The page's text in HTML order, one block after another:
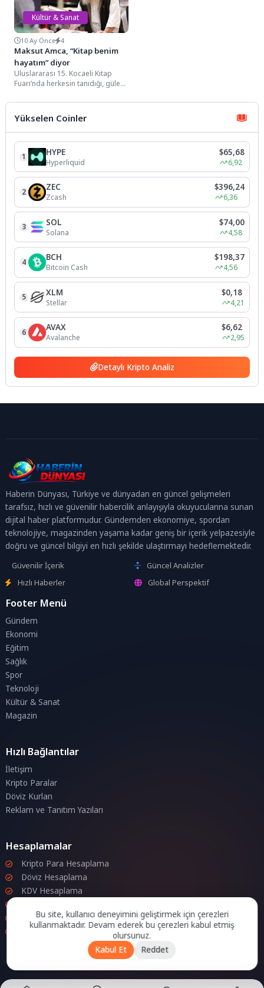
Kültür & Sanat
10 Ay Önce 4
Maksut Amca, “Kitap benim
hayatım” diyor
Uluslararası 15. Kocaeli Kitap
Fuarı’nda herkesin tanıdığı, güler
67...
Yükselen Coinler
1 HYPE
Hyperliquid
$65,68
6,92
2 ZEC
Zcash
$396,24
6,36
3 SOL
Solana
$74,00
4,58
4 BCH
Bitcoin Cash
$198,37
4,56
5 XLM
Stellar
$0,18
4,21
6 AVAX
Avalanche
$6,62
2,95
Detaylı Kripto Analiz
Haberin Dünyası, Türkiye ve dünyadan en güncel gelişmeleri
tarafsız, hızlı ve güvenilir habercilik anlayışıyla okuyucularına sunan
dijital haber platformudur. Gündemden ekonomiye, spordan
teknolojiye, magazinden yaşama kadar geniş bir içerik yelpazesiyle
doğru ve güncel bilgiyi en hızlı şekilde ulaştırmayı hedeflemektedir.
Güvenilir İçerik
Güncel Analizler
Hızlı Haberler
Global Perspektif
Footer Menü
Gündem
Ekonomi
Eğitim
Sağlık
Spor
Teknoloji
Kültür & Sanat
Magazin
Hızlı Bağlantılar
İletişim
Kripto Paralar
Döviz Kurları
Reklam ve Tanıtım Yazıları
Hesaplamalar
Kripto Para Hesaplama
Döviz Hesaplama
KDV Hesaplama
Zam Hesaplama
Bu site, kullanıcı deneyimini geliştirmek için çerezleri
kullanmaktadır. Devam ederek bu çerezleri kabul etmiş
olursunuz.
Kabul Et
Reddet